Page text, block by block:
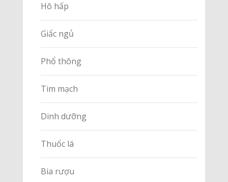
Hô hấp
Giấc ngủ
Phổ thông
Tim mạch
Dinh dưỡng
Thuốc lá
Bia rượu